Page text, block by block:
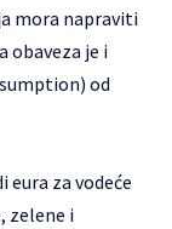
mora napraviti
obaveza je i
od
za vodeće
zelene i